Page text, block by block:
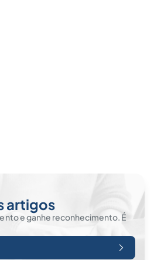
artigos
e ganhe reconhecimento. É